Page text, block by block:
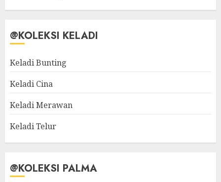
@KOLEKSI KELADI
Keladi Bunting
Keladi Cina
Keladi Merawan
Keladi Telur
@KOLEKSI PALMA